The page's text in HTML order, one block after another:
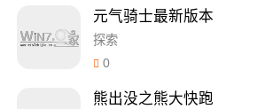
元气骑士最新版本
探索
0
熊出没之熊大快跑